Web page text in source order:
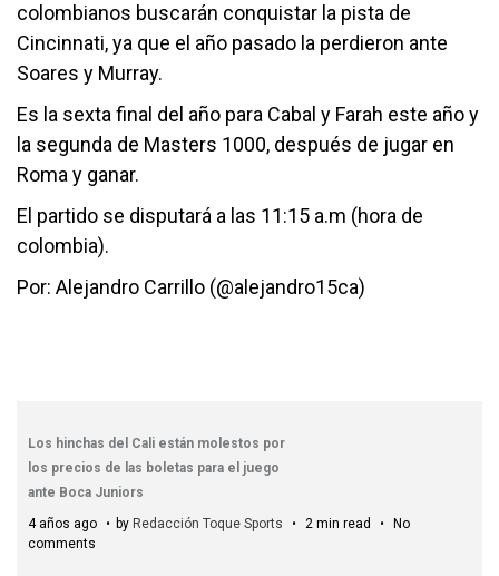
colombianos buscarán conquistar la pista de
Cincinnati, ya que el año pasado la perdieron ante
Soares y Murray.
Es la sexta final del año para Cabal y Farah este año y
la segunda de Masters 1000, después de jugar en
Roma y ganar.
El partido se disputará a las 11:15 a.m (hora de
colombia).
Por: Alejandro Carrillo (@alejandro15ca)
Los hinchas del Cali están molestos por
los precios de las boletas para el juego
ante Boca Juniors
4 años ago
by Redacción Toque Sports 2 min read
No
comments